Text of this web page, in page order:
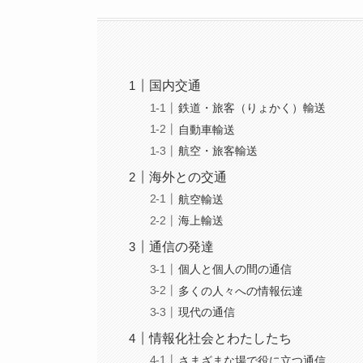
国内交通
鉄道・旅客（りょかく）輸送
自動車輸送
航空・旅客輸送
海外との交通
航空輸送
海上輸送
通信の発達
個人と個人の間の通信
多くの人々への情報伝達
現代の通信
情報化社会とわたしたち
さまざまな場で役に立つ通信